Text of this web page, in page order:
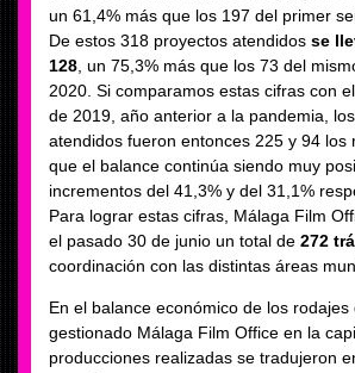
un 61,4% más que los 197 del primer
De estos 318 proyectos atendidos se
128 , un 75,3% más que los 73 del
2020. Si comparamos estas cifras con
de 2019, año anterior a la pandemia,
atendidos fueron entonces 225 y 94 los
que el balance continúa siendo muy
incrementos del 41,3% y del 31,1%
Para lograr estas cifras, Málaga Film
el pasado 30 de junio un total de 272
coordinación con las distintas áreas
En el balance económico de los rodajes
gestionado Málaga Film Office en la
producciones realizadas se tradujeron